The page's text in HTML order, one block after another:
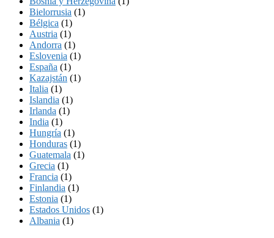
Bielorrusia (1)
Bélgica (1)
Austria (1)
Andorra (1)
Eslovenia (1)
España (1)
Kazajstán (1)
Italia (1)
Islandia (1)
Irlanda (1)
India (1)
Hungría (1)
Honduras (1)
Guatemala (1)
Grecia (1)
Francia (1)
Finlandia (1)
Estonia (1)
Estados Unidos (1)
Albania (1)